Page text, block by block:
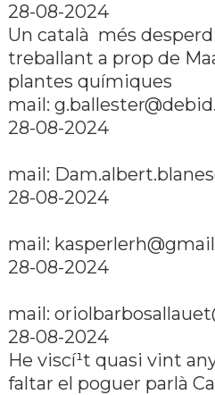
28-08-2024
Un català més
treballant a prop de
plantes quí­miques
mail:
28-08-2024
mail:
28-08-2024
mail:
28-08-2024
mail:
28-08-2024
He viscí¹t quasi vint
faltar el poguer parlà